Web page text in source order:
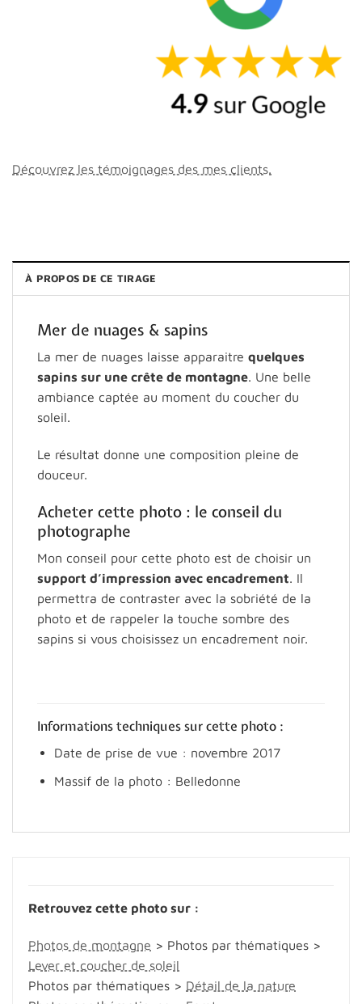
Découvrez les témoignages des mes clients.
À PROPOS DE CE TIRAGE
Mer de nuages & sapins
La mer de nuages laisse apparaitre quelques
sapins sur une crête de montagne. Une belle
ambiance captée au moment du coucher du
soleil.
Le résultat donne une composition pleine de
douceur.
Acheter cette photo : le conseil du
photographe
Mon conseil pour cette photo est de choisir un
support d’impression avec encadrement. Il
permettra de contraster avec la sobriété de la
photo et de rappeler la touche sombre des
sapins si vous choisissez un encadrement noir.
Informations techniques sur cette photo :
Date de prise de vue : novembre 2017
Massif de la photo : Belledonne
Retrouvez cette photo sur :
Photos de montagne > Photos par thématiques >
Lever et coucher de soleil
Photos par thématiques > Détail de la nature